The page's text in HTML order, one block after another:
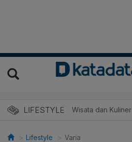
LIFESTYLE Wisata dan Kuliner
Lifestyle Varia